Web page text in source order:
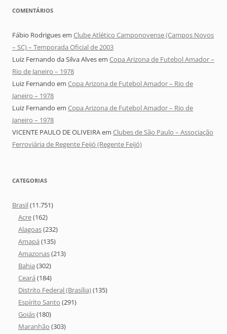
COMENTÁRIOS
Fábio Rodriguesem Clube Atlético Camponovense (Campos Novos
– SC) – Temporada Oficial de 2003
Luiz Fernando da Silva Alvesem Copa Arizona de Futebol Amador –
Rio de Janeiro – 1978
Luiz Fernando em Copa Arizona de Futebol Amador – Rio de
Janeiro – 1978
Luiz Fernando em Copa Arizona de Futebol Amador – Rio de
Janeiro – 1978
VICENTE PAULO DE OLIVEIRAem Clubes de São Paulo – Associação
Ferroviária de Regente Feijó (Regente Feijó)
CATEGORIAS
Brasil(11.751)
Acre(162)
Alagoas(232)
Amapá (135)
Amazonas(213)
Bahia (302)
Ceará (184)
Distrito Federal (Brasília)(135)
Espírito Santo (291)
Goiás(180)
Maranhão (303)